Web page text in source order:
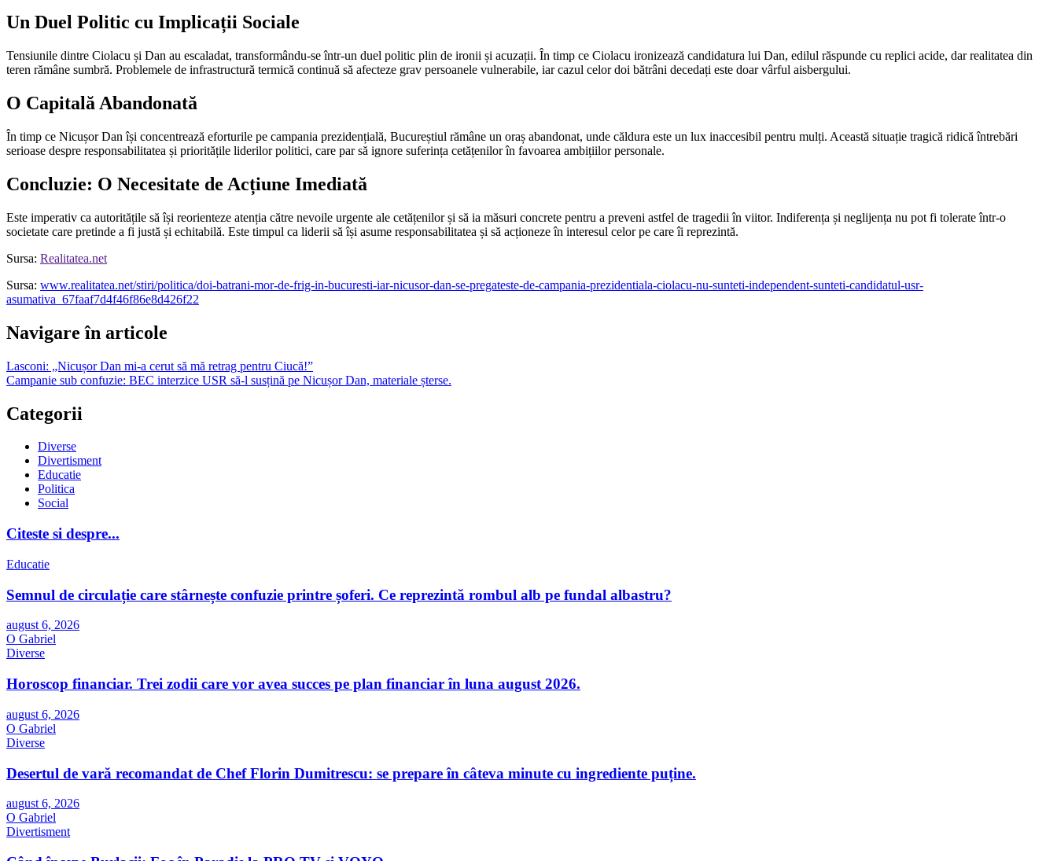
Un Duel Politic cu Implicații Sociale
Tensiunile dintre Ciolacu și Dan au escaladat, transformându-se într-un duel politic plin de ironii și acuzații. În timp ce Ciolacu ironizează candidatura lui Dan, edilul răspunde cu replici acide, dar realitatea din
teren rămâne sumbră. Problemele de infrastructură termică continuă să afecteze grav persoanele vulnerabile, iar cazul celor doi bătrâni decedați este doar vârful aisbergului.
O Capitală Abandonată
În timp ce Nicușor Dan își concentrează eforturile pe campania prezidențială, Bucureștiul rămâne un oraș abandonat, unde căldura este un lux inaccesibil pentru mulți. Această situație tragică ridică întrebări
serioase despre responsabilitatea și prioritățile liderilor politici, care par să ignore suferința cetățenilor în favoarea ambițiilor personale.
Concluzie: O Necesitate de Acțiune Imediată
Este imperativ ca autoritățile să își reorienteze atenția către nevoile urgente ale cetățenilor și să ia măsuri concrete pentru a preveni astfel de tragedii în viitor. Indiferența și neglijența nu pot fi tolerate într-o
societate care pretinde a fi justă și echitabilă. Este timpul ca liderii să își asume responsabilitatea și să acționeze în interesul celor pe care îi reprezintă.
Sursa: Realitatea.net
Sursa: www.realitatea.net/stiri/politica/doi-batrani-mor-de-frig-in-bucuresti-iar-nicusor-dan-se-pregateste-de-campania-prezidentiala-ciolacu-nu-sunteti-independent-sunteti-candidatul-usr-
asumativa_67faaf7d4f46f86e8d426f22
Navigare în articole
Lasconi: „Nicușor Dan mi-a cerut să mă retrag pentru Ciucă!”
Campanie sub confuzie: BEC interzice USR să-l susțină pe Nicușor Dan, materiale șterse.
Categorii
Diverse
Divertisment
Educatie
Politica
Social
Citeste si despre...
Educatie
Semnul de circulație care stârnește confuzie printre șoferi. Ce reprezintă rombul alb pe fundal albastru?
august 6, 2026
O Gabriel
Diverse
Horoscop financiar. Trei zodii care vor avea succes pe plan financiar în luna august 2026.
august 6, 2026
O Gabriel
Diverse
Desertul de vară recomandat de Chef Florin Dumitrescu: se prepare în câteva minute cu ingrediente puține.
august 6, 2026
O Gabriel
Divertisment